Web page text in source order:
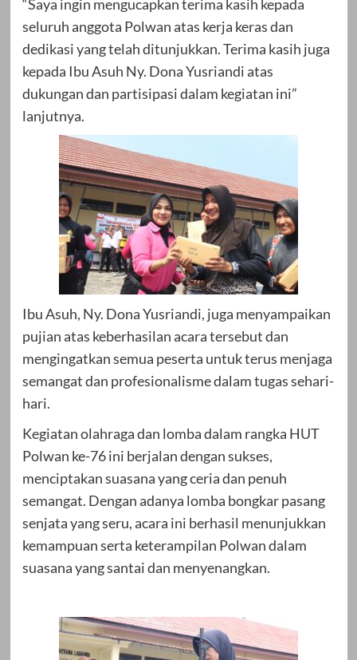
“Saya ingin mengucapkan terima kasih kepada
seluruh anggota Polwan atas kerja keras dan
dedikasi yang telah ditunjukkan. Terima kasih juga
kepada Ibu Asuh Ny. Dona Yusriandi atas
dukungan dan partisipasi dalam kegiatan ini”
lanjutnya.
Ibu Asuh, Ny. Dona Yusriandi, juga menyampaikan
pujian atas keberhasilan acara tersebut dan
mengingatkan semua peserta untuk terus menjaga
semangat dan profesionalisme dalam tugas sehari-
hari.
Kegiatan olahraga dan lomba dalam rangka HUT
Polwan ke-76 ini berjalan dengan sukses,
menciptakan suasana yang ceria dan penuh
semangat. Dengan adanya lomba bongkar pasang
senjata yang seru, acara ini berhasil menunjukkan
kemampuan serta keterampilan Polwan dalam
suasana yang santai dan menyenangkan.